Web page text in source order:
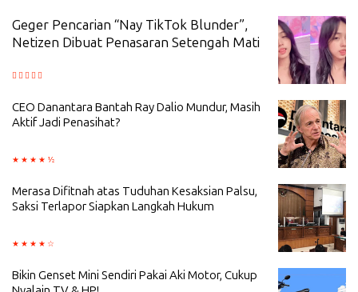
Geger Pencarian “Nay TikTok Blunder”,
Netizen Dibuat Penasaran Setengah Mati
CEO Danantara Bantah Ray Dalio Mundur, Masih
Aktif Jadi Penasihat?
Merasa Difitnah atas Tuduhan Kesaksian Palsu,
Saksi Terlapor Siapkan Langkah Hukum
Bikin Genset Mini Sendiri Pakai Aki Motor, Cukup